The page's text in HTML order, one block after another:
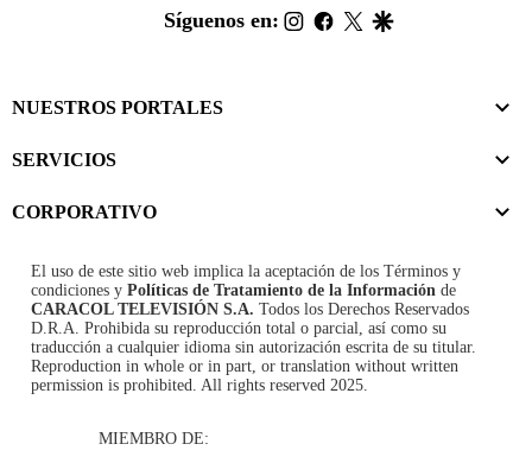
footer
Síguenos en: instagram
facebook
twitter
NUESTROS PORTALES
SERVICIOS
CORPORATIVO
El uso de este sitio web implica la aceptación de los Términos y
condiciones y Políticas de Tratamiento de la Información de
CARACOL TELEVISIÓN S.A. Todos los Derechos Reservados
D.R.A. Prohibida su reproducción total o parcial, así como su
traducción a cualquier idioma sin autorización escrita de su titular.
Reproduction in whole or in part, or translation without written
permission is prohibited. All rights reserved 2025.
MIEMBRO DE: